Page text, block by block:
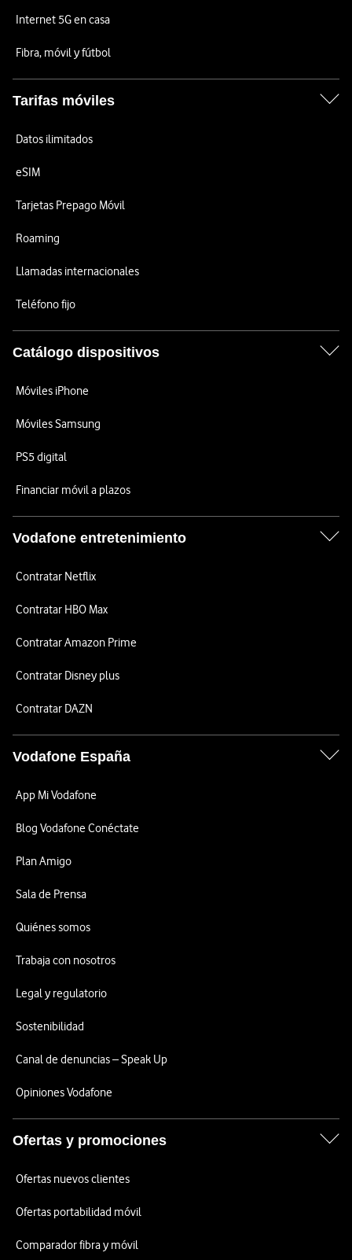
Internet 5G en casa
Fibra, móvil y fútbol
Tarifas móviles
Datos ilimitados
eSIM
Tarjetas Prepago Móvil
Roaming
Llamadas internacionales
Teléfono fijo
Catálogo dispositivos
Móviles iPhone
Móviles Samsung
PS5 digital
Financiar móvil a plazos
Vodafone entretenimiento
Contratar Netflix
Contratar HBO Max
Contratar Amazon Prime
Contratar Disney plus
Contratar DAZN
Vodafone España
App Mi Vodafone
Blog Vodafone Conéctate
Plan Amigo
Sala de Prensa
Quiénes somos
Trabaja con nosotros
Legal y regulatorio
Sostenibilidad
Canal de denuncias – Speak Up
Opiniones Vodafone
Ofertas y promociones
Ofertas nuevos clientes
Ofertas portabilidad móvil
Comparador fibra y móvil